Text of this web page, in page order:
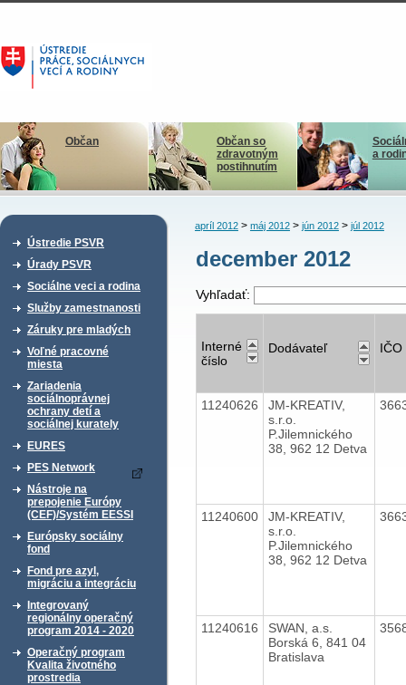
Občan
Občan so
zdravotným
postihnutím
a
Ústredie PSVR
Úrady PSVR
Sociálne veci a rodina
Služby zamestnanosti
Záruky pre mladých
Voľné pracovné
miesta
Zariadenia
sociálnoprávnej
ochrany detí a
sociálnej kurately
EURES
PES Network
Nástroje na
prepojenie Európy
(CEF)/Systém EESSI
Európsky sociálny
fond
Fond pre azyl,
migráciu a integráciu
Integrovaný
regionálny operačný
program 2014 - 2020
Operačný program
Kvalita životného
prostredia
apríl 2012> máj 2012> jún 2012> júl 2012
december 2012
Vyhľadať:
Interné
číslo
Dodávateľ IČO
11240626
JM-KREATIV,
s.r.o.
P.Jilemnického
38, 962 12 Detva
11240600
JM-KREATIV,
s.r.o.
P.Jilemnického
38, 962 12 Detva
11240616
SWAN, a.s.
Borská 6, 841 04
Bratislava